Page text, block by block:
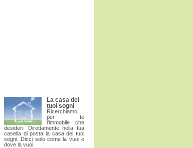
La casa dei
tuoi sogni
Ricerchiamo
per te
l'immobile che
desideri. Direttamente nella tua
casella di posta la casa dei tuoi
sogni. Dicci solo come la vuoi e
dove la vuoi.